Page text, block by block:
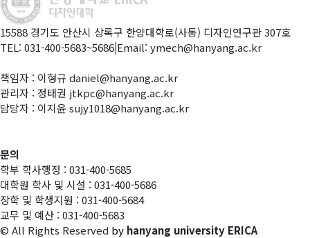
15588 경기도 안산시 상록구 한양대학로(사동) 디자인연구관 307호
TEL: 031-400-5683~5686 Email: ymech@hanyang.ac.kr
책임자 : 이형규 daniel@hanyang.ac.kr
관리자 : 정태권 jtkpc@hanyang.ac.kr
담당자 : 이지윤 sujy1018@hanyang.ac.kr
문의
학부 학사행정 : 031-400-5685
대학원 학사 및 시설 : 031-400-5686
장학 및 학생지원 : 031-400-5684
교무 및 예산 : 031-400-5683
© All Rights Reserved by hanyang university ERICA